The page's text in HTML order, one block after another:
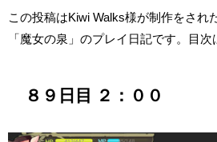
この投稿はKiwi Walks様が制作をされ
「魔女の泉」のプレイ日記です。目次
８９日目 ２：００